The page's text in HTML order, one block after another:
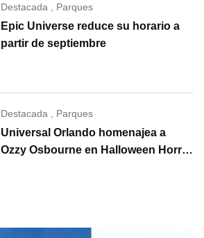
Destacada Parques
Epic Universe reduce su horario a
partir de septiembre
Destacada , Parques
Universal Orlando homenajea a
Ozzy Osbourne en Halloween Horror